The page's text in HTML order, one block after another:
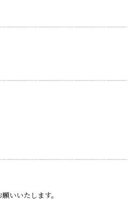
いいたします。